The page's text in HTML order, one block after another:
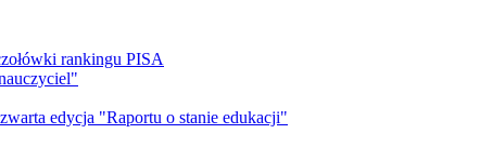
rankingu PISA
edycja "Raportu o stanie edukacji"